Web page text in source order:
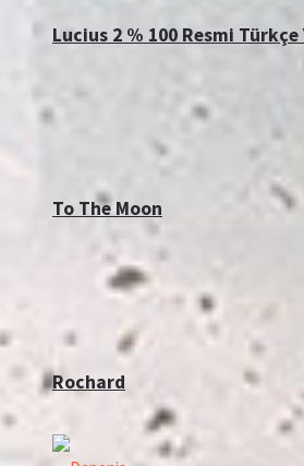
Lucius 2 % 100 Resmi Türkçe
To The Moon
Rochard